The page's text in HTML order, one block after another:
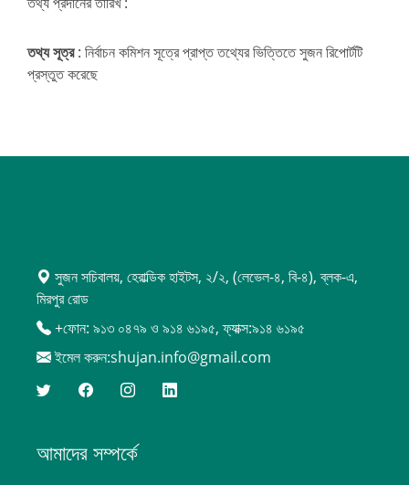
তথ্য সূত্র: নির্বাচন কমিশন সূত্রে প্রাপ্ত তথ্যের ভিত্তিতে সুজন রিপোর্টটি
প্রস্তুত করেছে
সুজন সচিবালয়, হেরাল্ডিক হাইটস, ২/২, (লেভেল-৪, বি-৪), ব্লক-এ,
মিরপুর রোড
+ফোন: ৯১৩ ০৪৭৯ ও ৯১৪ ৬১৯৫, ফ্যাক্স:৯১৪ ৬১৯৫
ইমেল করুন:shujan.info@gmail.com
আমাদের সম্পর্কে